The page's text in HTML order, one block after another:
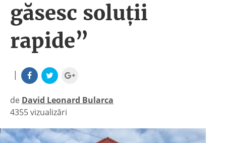
găsesc soluții
rapide”
|
de David Leonard Bularca
|
4355 vizualizări